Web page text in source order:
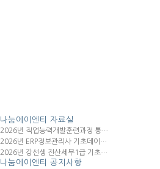
나눔에이엔티 자료실
2026년 직업능력개발훈련과정 통…
2026년 ERP정보관리사 기초데이…
2026년 강선생 전산세무1급 기초…
나눔에이엔티 공지사항